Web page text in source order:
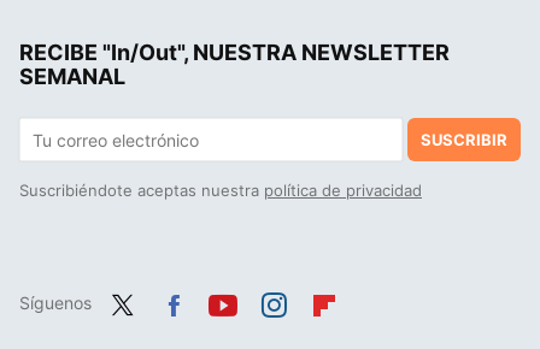
RECIBE "In/Out", NUESTRA NEWSLETTER
SEMANAL
SUSCRIBIR
Suscribiéndote aceptas nuestra política de privacidad
Síguenos